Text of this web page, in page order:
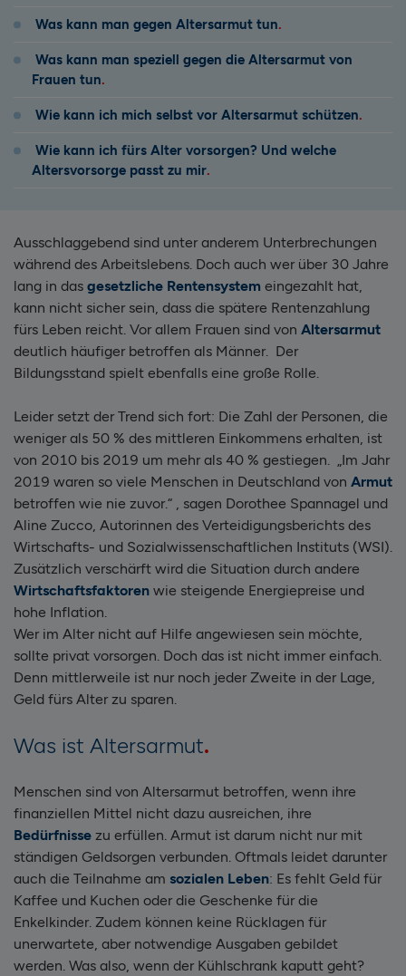
Was kann man gegen Altersarmut tun
Was kann man speziell gegen die Altersarmut von
Frauen tun
Wie kann ich mich selbst vor Altersarmut schützen
Wie kann ich fürs Alter vorsorgen? Und welche
Altersvorsorge passt zu mir
Ausschlaggebend sind unter anderem Unterbrechungen
während des Arbeitslebens. Doch auch wer über 30 Jahre
lang in das gesetzliche Rentensystem eingezahlt hat,
kann nicht sicher sein, dass die spätere Rentenzahlung
fürs Leben reicht. Vor allem Frauen sind von Altersarmut
deutlich häufiger betroffen als Männer. Der
Bildungsstand spielt ebenfalls eine große Rolle.
Leider setzt der Trend sich fort: Die Zahl der Personen, die
weniger als 50 % des mittleren Einkommens erhalten, ist
von 2010 bis 2019 um mehr als 40 % gestiegen. „Im Jahr
2019 waren so viele Menschen in Deutschland von Armut
betroffen wie nie zuvor.“ , sagen Dorothee Spannagel und
Aline Zucco, Autorinnen des Verteidigungsberichts des
Wirtschafts- und Sozialwissenschaftlichen Instituts (WSI).
Zusätzlich verschärft wird die Situation durch andere
Wirtschaftsfaktoren wie steigende Energiepreise und
hohe Inflation.
Wer im Alter nicht auf Hilfe angewiesen sein möchte,
sollte privat vorsorgen. Doch das ist nicht immer einfach.
Denn mittlerweile ist nur noch jeder Zweite in der Lage,
Geld fürs Alter zu sparen.
Was ist Altersarmut
Menschen sind von Altersarmut betroffen, wenn ihre
finanziellen Mittel nicht dazu ausreichen, ihre
Bedürfnisse zu erfüllen. Armut ist darum nicht nur mit
ständigen Geldsorgen verbunden. Oftmals leidet darunter
auch die Teilnahme am sozialen Leben: Es fehlt Geld für
Kaffee und Kuchen oder die Geschenke für die
Enkelkinder. Zudem können keine Rücklagen für
unerwartete, aber notwendige Ausgaben gebildet
werden. Was also, wenn der Kühlschrank kaputt geht?